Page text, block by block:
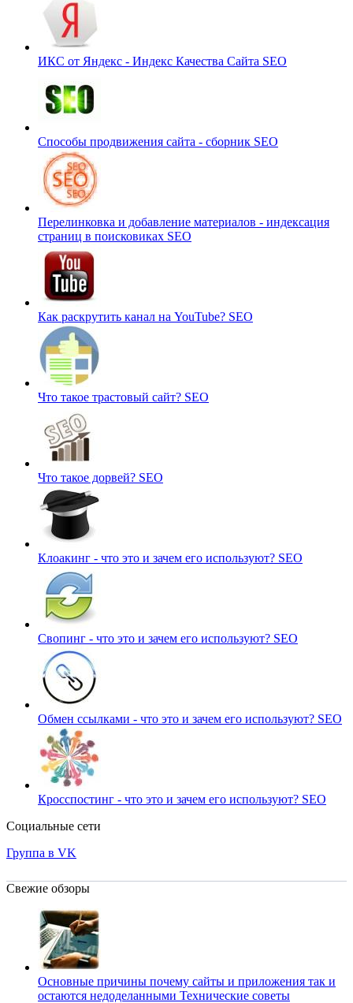
ИКС от Яндекс - Индекс Качества Сайта SEO
Способы продвижения сайта - сборник SEO
Перелинковка и добавление материалов - индексация
страниц в поисковиках SEO
Как раскрутить канал на YouTube? SEO
Что такое трастовый сайт? SEO
Что такое дорвей? SEO
Клоакинг - что это и зачем его используют? SEO
Свопинг - что это и зачем его используют? SEO
Обмен ссылками - что это и зачем его используют? SEO
Кросспостинг - что это и зачем его используют? SEO
Социальные сети
Группа в VK
Свежие обзоры
Основные причины почему сайты и приложения так и
остаются недоделанными Технические советы